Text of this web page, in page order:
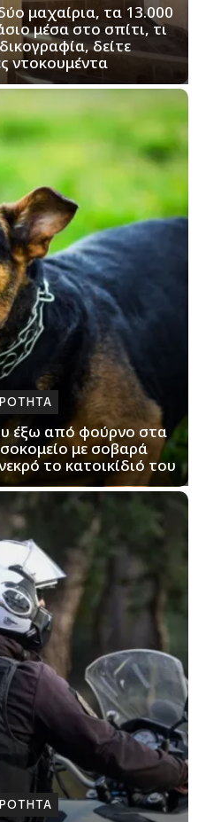
μαχαίρια, τα 13.000
μέσα στο σπίτι, τι
δείτε
ντοκουμέντα
έξω από φούρνο στα
με σοβαρά
το κατοικίδιό του